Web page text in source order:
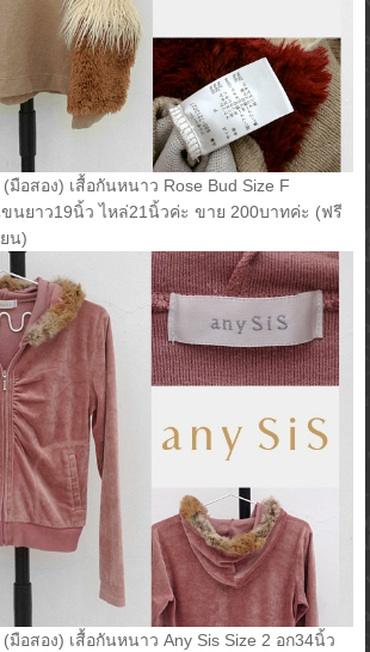
มือสอง) เสื้อกันหนาว Rose Bud Size F
นยาว19นิ้ว ไหล่21นิ้วค่ะ ขาย 200บาทค่ะ (ฟรี
น)
มือสอง) เสื้อกันหนาว Any Sis Size 2 อก34นิ้ว